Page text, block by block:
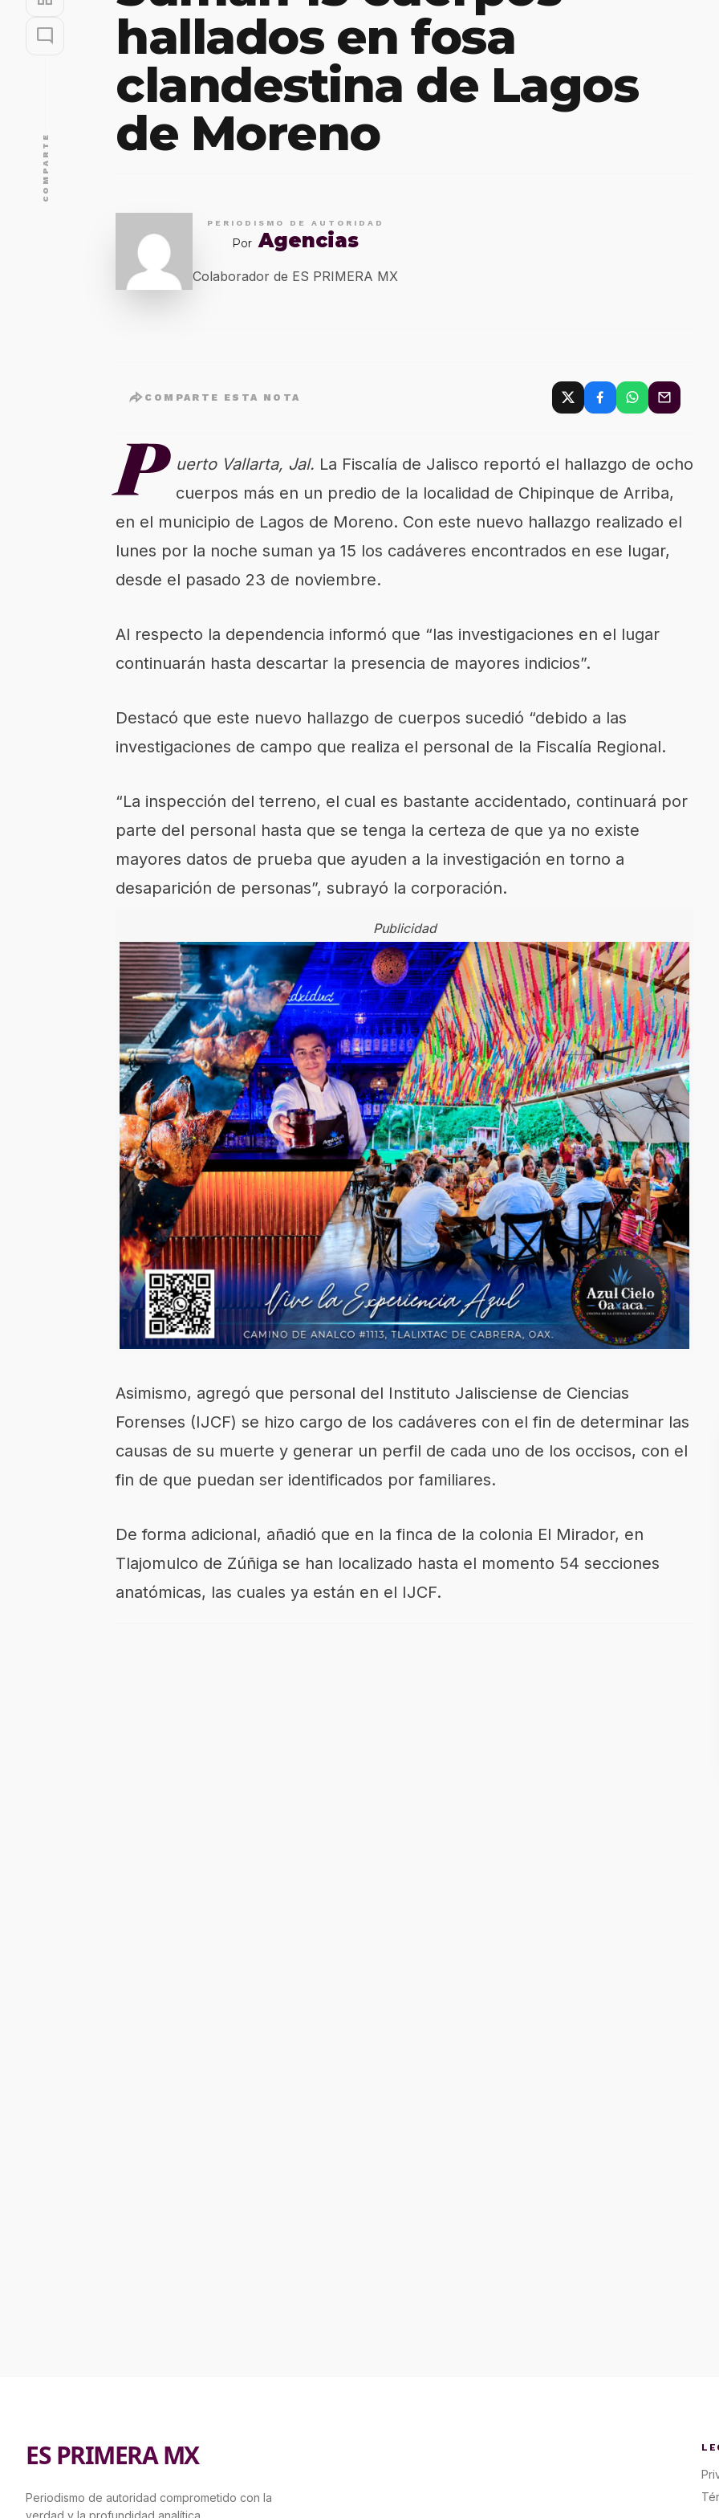
mode_comment
COMPARTE
hallados en fosa
clandestina de Lagos
de Moreno
PERIODISMO DE AUTORIDAD
Por Agencias
Colaborador de ES PRIMERA MX
COMPARTE ESTA NOTA
P uerto Vallarta, Jal. La Fiscalía de Jalisco reportó el hallazgo de ocho
cuerpos más en un predio de la localidad de Chipinque de Arriba,
en el municipio de Lagos de Moreno. Con este nuevo hallazgo realizado el
lunes por la noche suman ya 15 los cadáveres encontrados en ese lugar,
desde el pasado 23 de noviembre.
Al respecto la dependencia informó que “las investigaciones en el lugar
continuarán hasta descartar la presencia de mayores indicios”.
Destacó que este nuevo hallazgo de cuerpos sucedió “debido a las
investigaciones de campo que realiza el personal de la Fiscalía Regional.
“La inspección del terreno, el cual es bastante accidentado, continuará por
parte del personal hasta que se tenga la certeza de que ya no existe
mayores datos de prueba que ayuden a la investigación en torno a
desaparición de personas”, subrayó la corporación.
Publicidad
Asimismo, agregó que personal del Instituto Jalisciense de Ciencias
Forenses (IJCF) se hizo cargo de los cadáveres con el fin de determinar las
causas de su muerte y generar un perfil de cada uno de los occisos, con el
fin de que puedan ser identificados por familiares.
De forma adicional, añadió que en la finca de la colonia El Mirador, en
Tlajomulco de Zúñiga se han localizado hasta el momento 54 secciones
anatómicas, las cuales ya están en el IJCF.
ES PRIMERA MX
Periodismo de autoridad comprometido con la
verdad y la profundidad analítica.